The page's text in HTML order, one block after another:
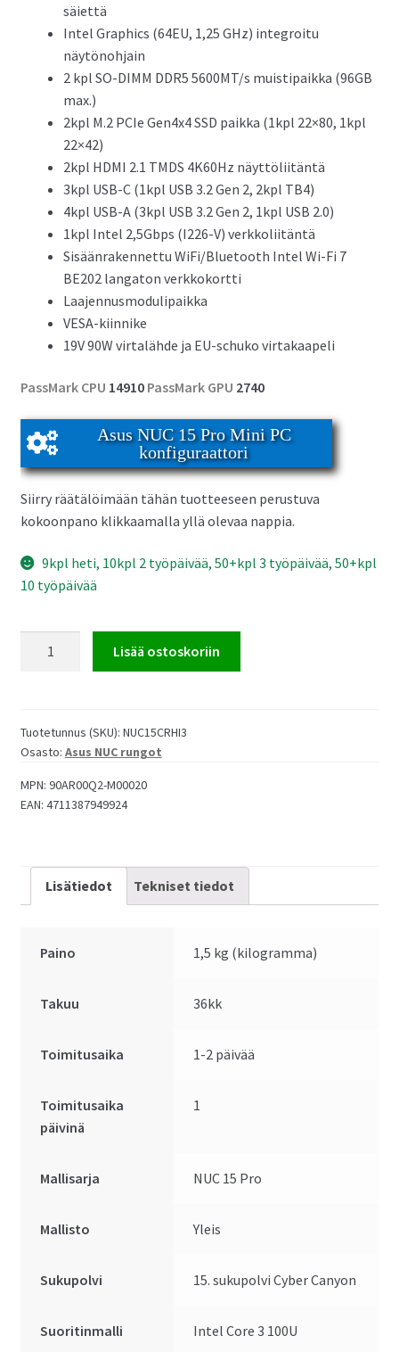
säiettä
Intel Graphics (64EU, 1,25 GHz) integroitu
näytönohjain
2 kpl SO-DIMM DDR5 5600MT/s muistipaikka (96GB
max.)
2kpl M.2 PCIe Gen4x4 SSD paikka (1kpl 22×80, 1kpl
22×42)
2kpl HDMI 2.1 TMDS 4K60Hz näyttöliitäntä
3kpl USB-C (1kpl USB 3.2 Gen 2, 2kpl TB4)
4kpl USB-A (3kpl USB 3.2 Gen 2, 1kpl USB 2.0)
1kpl Intel 2,5Gbps (I226-V) verkkoliitäntä
Sisäänrakennettu WiFi/Bluetooth Intel Wi-Fi 7
BE202 langaton verkkokortti
Laajennusmodulipaikka
VESA-kiinnike
19V 90W virtalähde ja EU-schuko virtakaapeli
PassMark CPU 14910 PassMark GPU 2740
Asus NUC 15 Pro Mini PC
konfiguraattori
Siirry räätälöimään tähän tuotteeseen perustuva
kokoonpano klikkaamalla yllä olevaa nappia.
9kpl heti, 10kpl 2 työpäivää, 50+kpl 3 työpäivää, 50+kpl
10 työpäivää
NUC15CRHI3
Core
Mini
(korkea)
määrä
Lisää ostoskoriin
Tuotetunnus (SKU): NUC15CRHI3
Osasto: Asus NUC rungot
MPN: 90AR00Q2-M00020
EAN: 4711387949924
Lisätiedot Tekniset tiedot
Paino 1,5 kg (kilogramma)
Takuu 36kk
Toimitusaika 1-2 päivää
Toimitusaika
päivinä
1
Mallisarja NUC 15 Pro
Mallisto Yleis
Sukupolvi 15. sukupolvi Cyber Canyon
Suoritinmalli Intel Core 3 100U